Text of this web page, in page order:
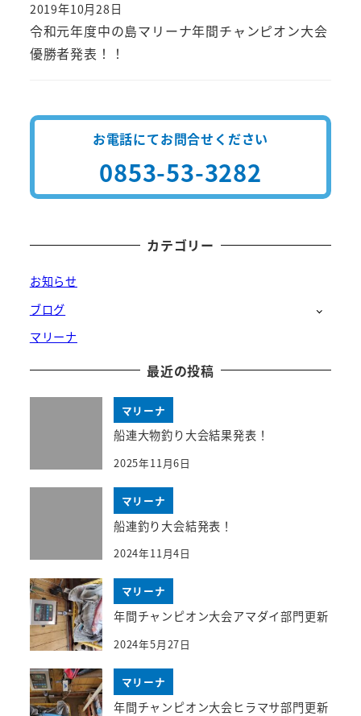
令和元年度中の島マリーナ年間チャンピオン大会
優勝者発表！！
投稿日
2019年10月28日
お電話にてお問合せください
0853-53-3282
カテゴリー
お知らせ
ブログ
マリーナ
最近の投稿
マリーナ
船連大物釣り大会結果発表！
2025年11月6日
マリーナ
船連釣り大会結発表！
2024年11月4日
マリーナ
年間チャンピオン大会アマダイ部門更新
2024年5月27日
マリーナ
年間チャンピオン大会ヒラマサ部門更新